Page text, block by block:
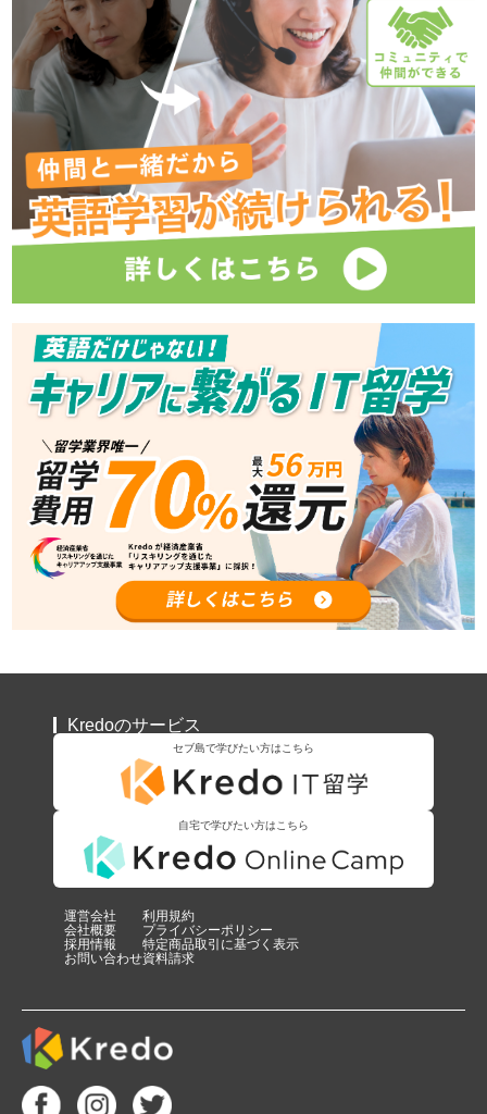
Kredoのサービス
セブ島で学びたい方はこちら
自宅で学びたい方はこちら
運営会社
会社概要
採用情報
お問い合わせ
利用規約
プライバシーポリシー
特定商品取引に基づく表示
資料請求